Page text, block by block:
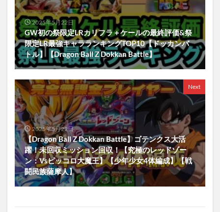
2025年5月22日
GW初の祭限定LRカリフラ＋ケールの最終評価&祭
限定LR最強キャラランキングTOP10【ドッカンバ
トル】【Dragon Ball Z Dokkan Battle】
Next
2025年5月22日
【Dragon Ball Z Dokkan Battle】ゴテンクス大活
躍！未回収ミッション回収！【究極のレッドゾー
ン：Vsピッコロ大魔王】【少年少女4体編成】【戦
闘民族薩摩人】